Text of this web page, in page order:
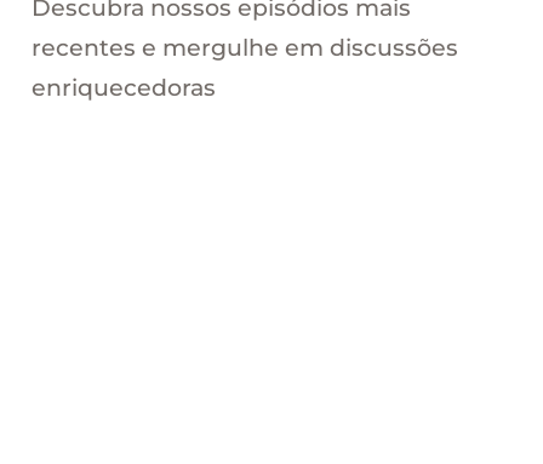
Descubra nossos episódios mais
recentes e mergulhe em discussões
enriquecedoras